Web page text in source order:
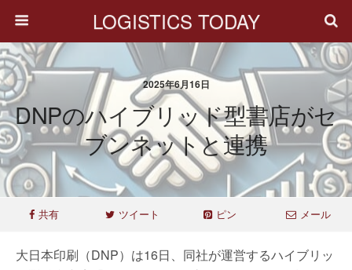
LOGISTICS TODAY
2025年6月16日
DNPのハイブリッド型書店がセ
ブンネットと連携
共有 ツイート ピン メール
大日本印刷（DNP）は16日、同社が運営するハイブリッ